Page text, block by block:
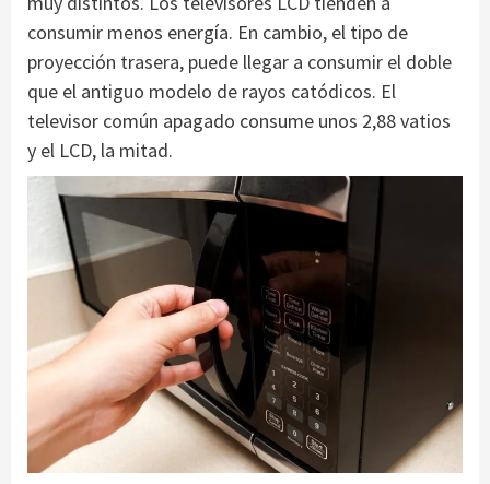
consumir menos energía. En cambio, el tipo de
proyección trasera, puede llegar a consumir el doble
que el antiguo modelo de rayos catódicos. El
televisor común apagado consume unos 2,88 vatios
y el LCD, la mitad.